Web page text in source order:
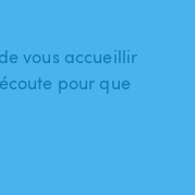
vous accueillir
pour que